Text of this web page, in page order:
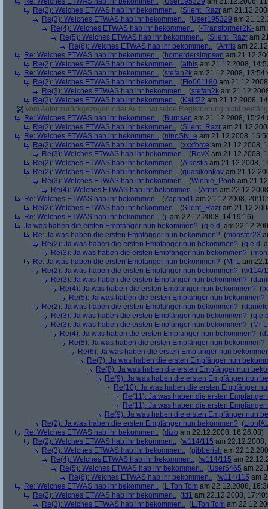
Re(2): Welches ETWAS hab ihr bekommen.. (Silent_Razr am
Re(3): Welches ETWAS hab ihr bekommen.. (User195329 am
Re(4): Welches ETWAS hab ihr bekommen.. (-Transformer2K- am
Re(5): Welches ETWAS hab ihr bekommen.. (Silent_Razr am
Re(6): Welches ETWAS hab ihr bekommen.. (Arrris am
Re: Welches ETWAS hab ihr bekommen.. (homerdersimpson am
Re(2): Welches ETWAS hab ihr bekommen.. (athis am 21.12.2008,
Re: Welches ETWAS hab ihr bekommen.. (stefan2k am 21.12.2008,
Re(2): Welches ETWAS hab ihr bekommen.. (Flo061180 am
Re(3): Welches ETWAS hab ihr bekommen.. (stefan2k am
Re(2): Welches ETWAS hab ihr bekommen.. (Kalif22 am 21.12.2008,
Vom Autor zurückgezogen oder Autor hat seine Registrierung nicht
Re: Welches ETWAS hab ihr bekommen.. (Burnsen am 21.12.2008,
Re(2): Welches ETWAS hab ihr bekommen.. (Silent_Razr am
Re: Welches ETWAS hab ihr bekommen.. (ninoStyLe am 21.12.2008,
Re(2): Welches ETWAS hab ihr bekommen.. (xxxforce am 21.12.2008,
Re(3): Welches ETWAS hab ihr bekommen.. (RevX am 21.12.2008,
Re(2): Welches ETWAS hab ihr bekommen.. (Alkestis am 21.12.2008,
Re(2): Welches ETWAS hab ihr bekommen.. (quasikonkav am
Re(3): Welches ETWAS hab ihr bekommen.. (Winnie_Pooh am
Re(4): Welches ETWAS hab ihr bekommen.. (Arrris am
Re: Welches ETWAS hab ihr bekommen.. (Zaphod1 am 21.12.2008,
Re(2): Welches ETWAS hab ihr bekommen.. (Silent_Razr am
Re: Welches ETWAS hab ihr bekommen.. (j. am 22.12.2008, 14:19:16)
Ja was haben die ersten Empfänger nun bekommen? (q.e.d. am
Re: Ja was haben die ersten Empfänger nun bekommen? (monster23
Re(2): Ja was haben die ersten Empfänger nun bekommen? (q.e.d.
Re(3): Ja was haben die ersten Empfänger nun bekommen? (
Re: Ja was haben die ersten Empfänger nun bekommen? (Mr L am
Re(2): Ja was haben die ersten Empfänger nun bekommen? (w114/
Re(3): Ja was haben die ersten Empfänger nun bekommen? (
Re(4): Ja was haben die ersten Empfänger nun bekommen? (
Re(5): Ja was haben die ersten Empfänger nun bekommen?
Re(2): Ja was haben die ersten Empfänger nun bekommen? (
Re(3): Ja was haben die ersten Empfänger nun bekommen? (
Re(3): Ja was haben die ersten Empfänger nun bekommen? (Mr L
Re(4): Ja was haben die ersten Empfänger nun bekommen? (
Re(5): Ja was haben die ersten Empfänger nun bekommen?
Re(6): Ja was haben die ersten Empfänger nun
Re(7): Ja was haben die ersten Empfänger nun
Re(8): Ja was haben die ersten Empfänger nun
Re(9): Ja was haben die ersten Empfänger nun
Re(10): Ja was haben die ersten Empfänger
Re(11): Ja was haben die ersten
Re(11): Ja was haben die ersten
Re(9): Ja was haben die ersten Empfänger nun
Re(2): Ja was haben die ersten Empfänger nun bekommen? (
Re: Welches ETWAS hab ihr bekommen.. (dizo am 22.12.2008, 16:26:08)
Re(2): Welches ETWAS hab ihr bekommen.. (w114/115 am
Re(3): Welches ETWAS hab ihr bekommen.. (gibberish am
Re(4): Welches ETWAS hab ihr bekommen.. (w114/115 am
Re(5): Welches ETWAS hab ihr bekommen.. (User6465 am
Re(6): Welches ETWAS hab ihr bekommen.. (w114/115 am
Re: Welches ETWAS hab ihr bekommen.. (L.Ton Tom am 22.12.2008,
Re(2): Welches ETWAS hab ihr bekommen.. (td1 am 22.12.2008,
Re(3): Welches ETWAS hab ihr bekommen.. (L.Ton Tom am